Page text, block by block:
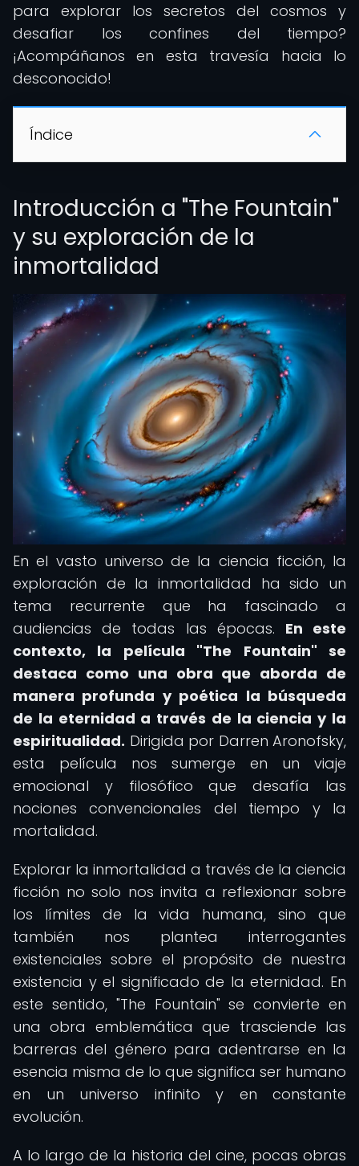
para explorar los secretos del cosmos y
desafiar los confines del tiempo?
¡Acompáñanos en esta travesía hacia lo
desconocido!
Índice
Introducción a "The Fountain"
y su exploración de la
inmortalidad
En el vasto universo de la ciencia ficción, la
exploración de la inmortalidad ha sido un
tema recurrente que ha fascinado a
audiencias de todas las épocas. En este
contexto, la película "The Fountain" se
destaca como una obra que aborda de
manera profunda y poética la búsqueda
de la eternidad a través de la ciencia y la
espiritualidad. Dirigida por Darren Aronofsky,
esta película nos sumerge en un viaje
emocional y filosófico que desafía las
nociones convencionales del tiempo y la
mortalidad.
Explorar la inmortalidad a través de la ciencia
ficción no solo nos invita a reflexionar sobre
los límites de la vida humana, sino que
también nos plantea interrogantes
existenciales sobre el propósito de nuestra
existencia y el significado de la eternidad. En
este sentido, "The Fountain" se convierte en
una obra emblemática que trasciende las
barreras del género para adentrarse en la
esencia misma de lo que significa ser humano
en un universo infinito y en constante
evolución.
A lo largo de la historia del cine, pocas obras